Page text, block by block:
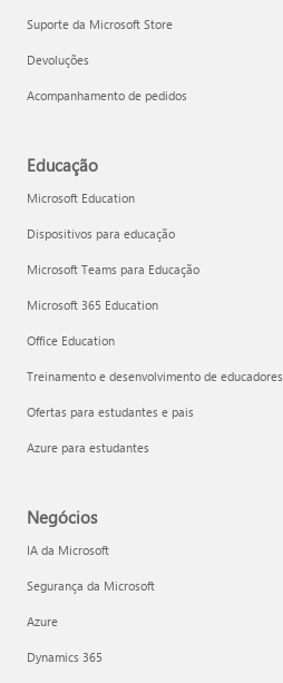
Suporte da Microsoft Store
Devoluções
Acompanhamento de pedidos
Educação
Microsoft Education
Dispositivos para educação
Microsoft Teams para Educação
Microsoft 365 Education
Office Education
Treinamento e desenvolvimento de educadores
Ofertas para estudantes e pais
Azure para estudantes
Negócios
IA da Microsoft
Segurança da Microsoft
Azure
Dynamics 365